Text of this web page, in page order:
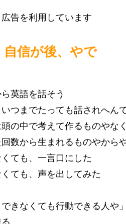
告を利用しています
自信が後、やで
英語を話そう
つまでたっても話されへん
の中で考えて作るものやな
数から生まれるものやから
ても、一言口にした
ても、声を出してみた
できなくても行動できる人や」